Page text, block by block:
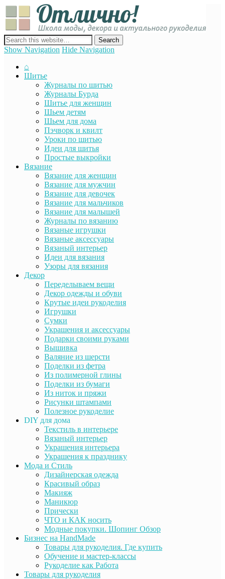
сайт о декоре, дизайне и моде, вязании, шитье и других видах
рукоделия
Show Navigation Hide Navigation
⌂
Шитье
Журналы по шитью
Журналы Бурда
Шитье для женщин
Шьем детям
Шьем для дома
Пэчворк и квилт
Уроки по шитью
Идеи для шитья
Простые выкройки
Вязание
Вязание для женщин
Вязание для мужчин
Вязание для девочек
Вязание для мальчиков
Вязание для малышей
Журналы по вязанию
Вязаные игрушки
Вязаные аксессуары
Вязаный интерьер
Идеи для вязания
Узоры для вязания
Декор
Переделываем вещи
Декор одежды и обуви
Крутые идеи рукоделия
Игрушки
Сумки
Украшения и аксессуары
Подарки своими руками
Вышивка
Валяние из шерсти
Поделки из фетра
Из полимерной глины
Поделки из бумаги
Из ниток и пряжи
Рисунки штампами
Полезное рукоделие
DIY для дома
Текстиль в интерьере
Вязаный интерьер
Украшения интерьера
Украшения к празднику
Мода и Стиль
Дизайнерская одежда
Красивый образ
Макияж
Маникюр
Прически
ЧТО и КАК носить
Модные покупки. Шопинг Обзор
Бизнес на HandMade
Товары для рукоделия. Где купить
Обучение и мастер-классы
Рукоделие как Работа
Товары для рукоделия